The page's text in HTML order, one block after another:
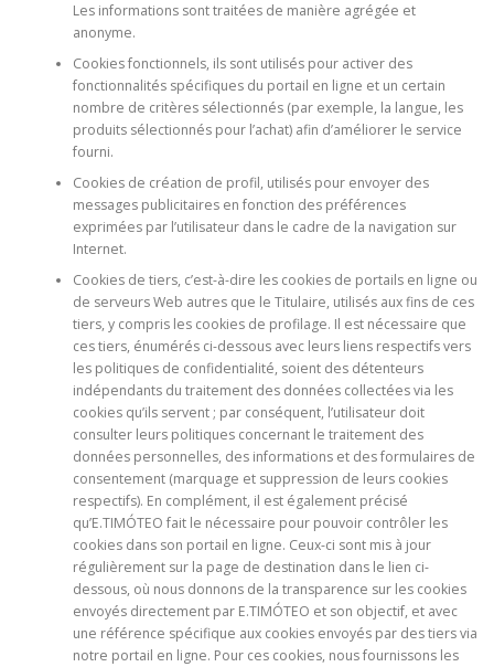
Les informations sont traitées de manière agrégée et
anonyme.
Cookies fonctionnels, ils sont utilisés pour activer des
fonctionnalités spécifiques du portail en ligne et un certain
nombre de critères sélectionnés (par exemple, la langue, les
produits sélectionnés pour l’achat) afin d’améliorer le service
fourni.
Cookies de création de profil, utilisés pour envoyer des
messages publicitaires en fonction des préférences
exprimées par l’utilisateur dans le cadre de la navigation sur
Internet.
Cookies de tiers, c’est-à-dire les cookies de portails en ligne ou
de serveurs Web autres que le Titulaire, utilisés aux fins de ces
tiers, y compris les cookies de profilage. Il est nécessaire que
ces tiers, énumérés ci-dessous avec leurs liens respectifs vers
les politiques de confidentialité, soient des détenteurs
indépendants du traitement des données collectées via les
cookies qu’ils servent ; par conséquent, l’utilisateur doit
consulter leurs politiques concernant le traitement des
données personnelles, des informations et des formulaires de
consentement (marquage et suppression de leurs cookies
respectifs). En complément, il est également précisé
qu’E.TIMÓTEO fait le nécessaire pour pouvoir contrôler les
cookies dans son portail en ligne. Ceux-ci sont mis à jour
régulièrement sur la page de destination dans le lien ci-
dessous, où nous donnons de la transparence sur les cookies
envoyés directement par E.TIMÓTEO et son objectif, et avec
une référence spécifique aux cookies envoyés par des tiers via
notre portail en ligne. Pour ces cookies, nous fournissons les